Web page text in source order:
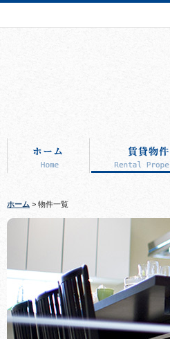
ホーム > 物件一覧